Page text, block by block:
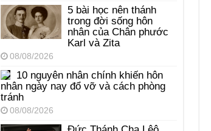
5 bài học nên thánh
trong đời sống hôn
nhân của Chân phước
Karl và Zita
08/08/2026
10 nguyên nhân chính khiến hôn
nhân ngày nay đổ vỡ và cách phòng
tránh
08/08/2026